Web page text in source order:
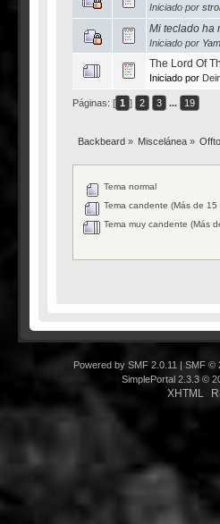
Iniciado por
Mi teclado ha
Iniciado por
The Lord Of
Iniciado por
Páginas: [ 1 ] 2 3 ... 19
Backbeard» Miscelánea »
Tema normal
Tema candente (Más de 15
Tema muy candente (Más
Powered by SMF 2.0.11
SMF ©
SimplePortal 2.3.3 ©
XHTML